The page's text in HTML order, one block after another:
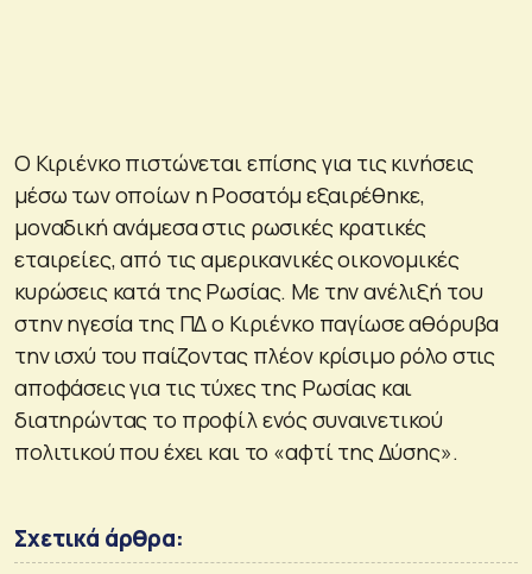
Ο Κιριένκο πιστώνεται επίσης για τις κινήσεις
μέσω των οποίων η Ροσατόμ εξαιρέθηκε,
μοναδική ανάμεσα στις ρωσικές κρατικές
εταιρείες, από τις αμερικανικές οικονομικές
κυρώσεις κατά της Ρωσίας. Με την ανέλιξή του
στην ηγεσία της ΠΔ ο Κιριένκο παγίωσε αθόρυβα
την ισχύ του παίζοντας πλέον κρίσιμο ρόλο στις
αποφάσεις για τις τύχες της Ρωσίας και
διατηρώντας το προφίλ ενός συναινετικού
πολιτικού που έχει και το «αφτί της Δύσης».
Σχετικά άρθρα: